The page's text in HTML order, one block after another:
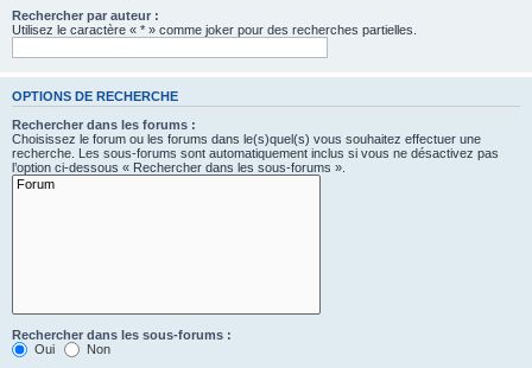
Rechercher par auteur :
Utilisez le caractère « * » comme joker pour des recherches partielles.
OPTIONS DE RECHERCHE
Rechercher dans les forums :
Choisissez le forum ou les forums dans le(s)quel(s) vous souhaitez effectuer une
recherche. Les sous-forums sont automatiquement inclus si vous ne désactivez pas
l’option ci-dessous « Rechercher dans les sous-forums ».
Rechercher dans les sous-forums :
Oui
Non